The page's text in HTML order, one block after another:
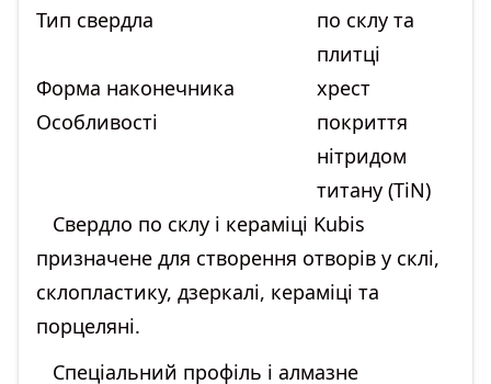
Тип свердла
по склу та
плитці
Форма наконечника
хрест
Особливості
покриття
нітридом
титану (TiN)
Свердло по склу і кераміці Kubis
призначене для створення отворів у склі,
склопластику, дзеркалі, кераміці та
порцеляні.
Спеціальний профіль і алмазне